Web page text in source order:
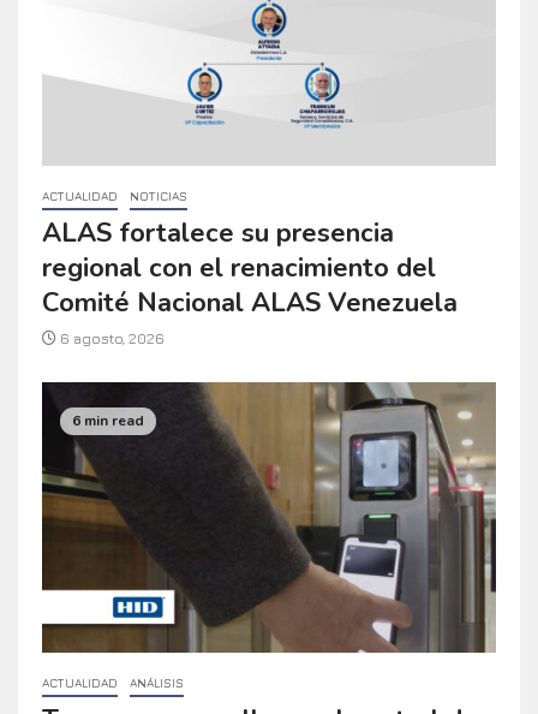
ACTUALIDAD NOTICIAS
ALAS fortalece su presencia
regional con el renacimiento del
Comité Nacional ALAS Venezuela
6 agosto, 2026
6 min read
ACTUALIDAD ANÁLISIS